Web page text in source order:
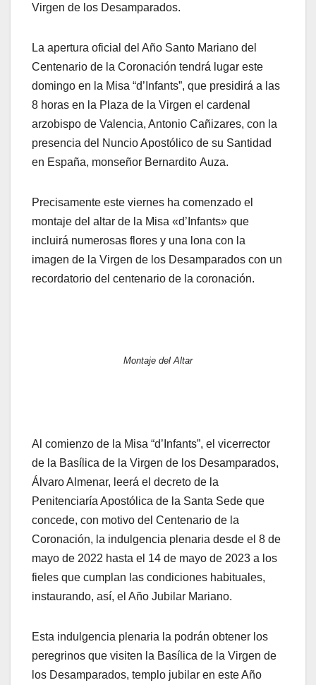
Virgen de los Desamparados.
La apertura oficial del Año Santo Mariano del
Centenario de la Coronación tendrá lugar este
domingo en la Misa “d’Infants”, que presidirá a las
8 horas en la Plaza de la Virgen el cardenal
arzobispo de Valencia, Antonio Cañizares, con la
presencia del Nuncio Apostólico de su Santidad
en España, monseñor Bernardito Auza.
Precisamente este viernes ha comenzado el
montaje del altar de la Misa «d’Infants» que
incluirá numerosas flores y una lona con la
imagen de la Virgen de los Desamparados con un
recordatorio del centenario de la coronación.
Montaje del Altar
Al comienzo de la Misa “d’Infants”, el vicerrector
de la Basílica de la Virgen de los Desamparados,
Álvaro Almenar, leerá el decreto de la
Penitenciaría Apostólica de la Santa Sede que
concede, con motivo del Centenario de la
Coronación, la indulgencia plenaria desde el 8 de
mayo de 2022 hasta el 14 de mayo de 2023 a los
fieles que cumplan las condiciones habituales,
instaurando, así, el Año Jubilar Mariano.
Esta indulgencia plenaria la podrán obtener los
peregrinos que visiten la Basílica de la Virgen de
los Desamparados, templo jubilar en este Año